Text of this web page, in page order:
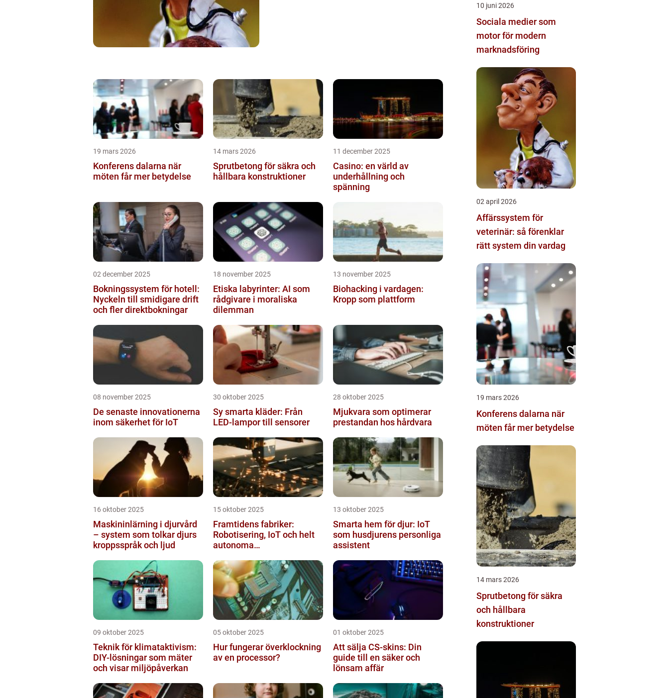
19 mars 2026
Konferens dalarna när
möten får mer betydelse
14 mars 2026
Sprutbetong för säkra och
hållbara konstruktioner
11 december 2025
Casino: en värld av
underhållning och
spänning
02 december 2025
Bokningssystem för hotell:
Nyckeln till smidigare drift
och fler direktbokningar
18 november 2025
Etiska labyrinter: AI som
rådgivare i moraliska
dilemman
13 november 2025
Biohacking i vardagen:
Kropp som plattform
08 november 2025
De senaste innovationerna
inom säkerhet för IoT
30 oktober 2025
Sy smarta kläder: Från
LED-lampor till sensorer
28 oktober 2025
Mjukvara som optimerar
prestandan hos hårdvara
16 oktober 2025
Maskininlärning i djurvård
– system som tolkar djurs
kroppsspråk och ljud
15 oktober 2025
Framtidens fabriker:
Robotisering, IoT och helt
autonoma
13 oktober 2025
Smarta hem för djur: IoT
som husdjurens personliga
assistent
09 oktober 2025
Teknik för klimataktivism:
DIY-lösningar som mäter
och visar miljöpåverkan
05 oktober 2025
Hur fungerar överklockning
av en processor?
01 oktober 2025
Att sälja CS-skins: Din
guide till en säker och
lönsam affär
10 juni 2026
Sociala medier som
motor för modern
marknadsföring
02 april 2026
Affärssystem för
veterinär: så förenklar
rätt system din vardag
19 mars 2026
Konferens dalarna när
möten får mer betydelse
14 mars 2026
Sprutbetong för säkra
och hållbara
konstruktioner